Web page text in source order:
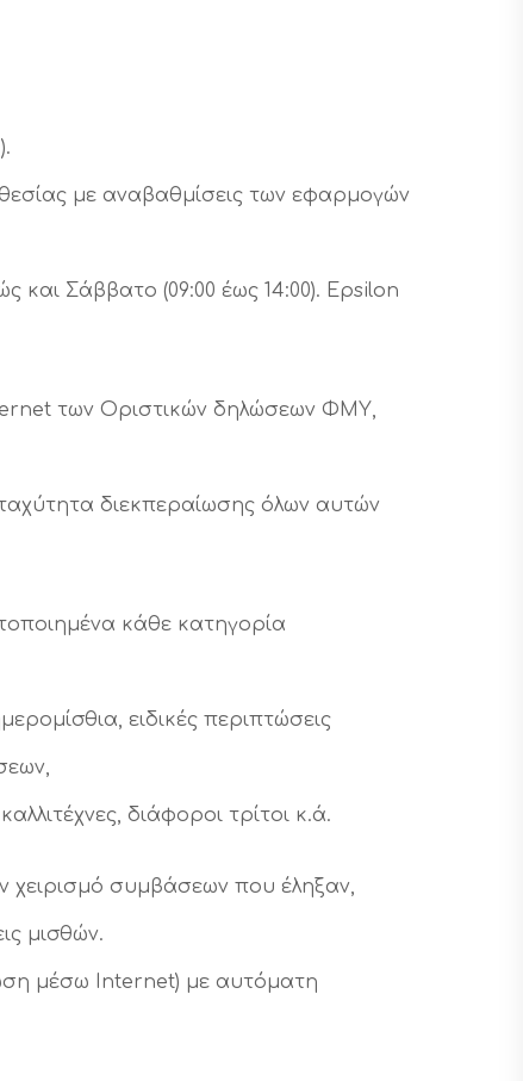
με αναβαθμίσεις των εφαρμογών
και Σάββατο (09:00 έως 14:00). Epsilon
των Οριστικών δηλώσεων ΦΜΥ,
διεκπεραίωσης όλων αυτών
κάθε κατηγορία
ειδικές περιπτώσεις
διάφοροι τρίτοι κ.ά.
χειρισμό συμβάσεων που έληξαν,
μισθών.
μέσω Internet) με αυτόματη